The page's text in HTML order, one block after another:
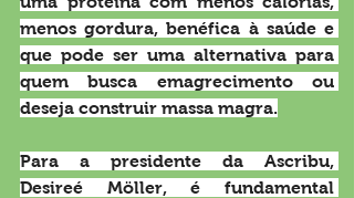
menos gordura, benéfica à saúde e
que pode ser uma alternativa para
quem busca emagrecimento ou
deseja construir massa magra.
Para a presidente da Ascribu,
Desireé Möller, é fundamental